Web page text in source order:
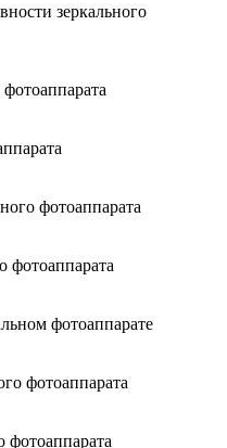
зеркального
фотоаппарата
фотоаппарата
фотоаппарате
фотоаппарата
фотоаппарата